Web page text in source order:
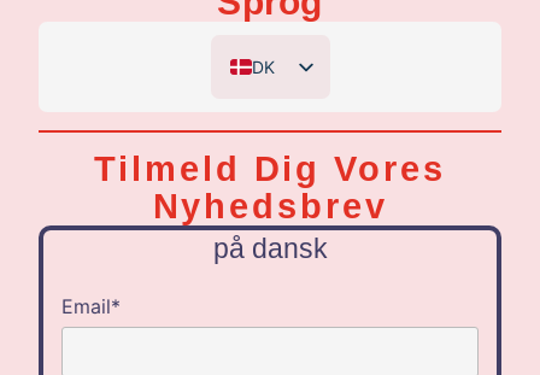
DK
NL
Tilmeld Dig Vores
Nyhedsbrev
på dansk
Email*